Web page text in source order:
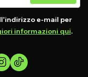
e-mail per
informazioni qui.